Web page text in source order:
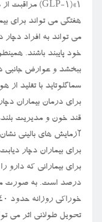
هفتگی می تواند برای
می تواند به افراد دچار
خود پایبند باشند.
ببخشد و عوارض جانبی
قند خون و مدیریت
آزمایش های بالینی
درصد است. به صورت
تحویل طولانی اثر می